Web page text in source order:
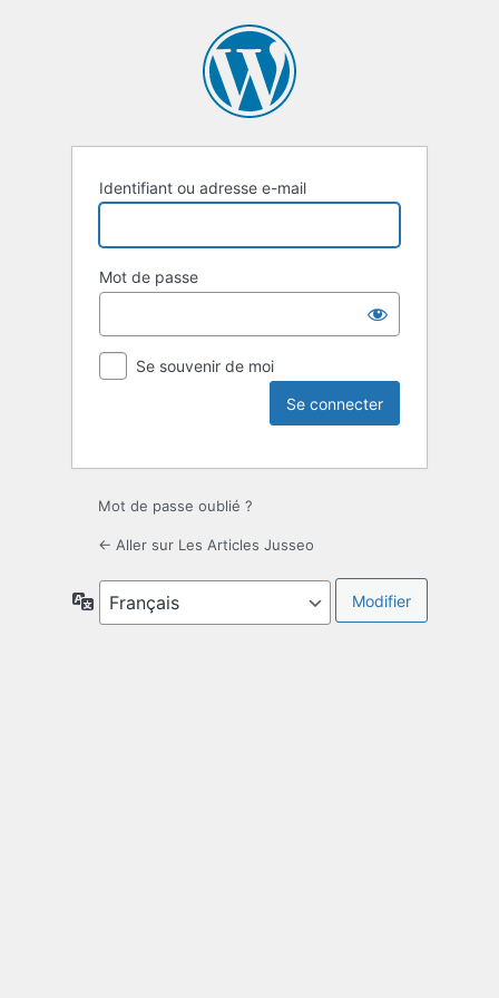
Identifiant ou adresse e-mail
Mot de passe
Se souvenir de moi
Mot de passe oublié ?
← Aller sur Les Articles Jusseo
Langue